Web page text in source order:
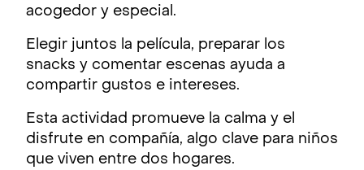
acogedor y especial.
Elegir juntos la película, preparar los
snacks y comentar escenas ayuda a
compartir gustos e intereses.
Esta actividad promueve la calma y el
disfrute en compañía, algo clave para niños
que viven entre dos hogares.